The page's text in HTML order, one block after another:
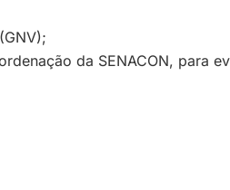
da SENACON, para